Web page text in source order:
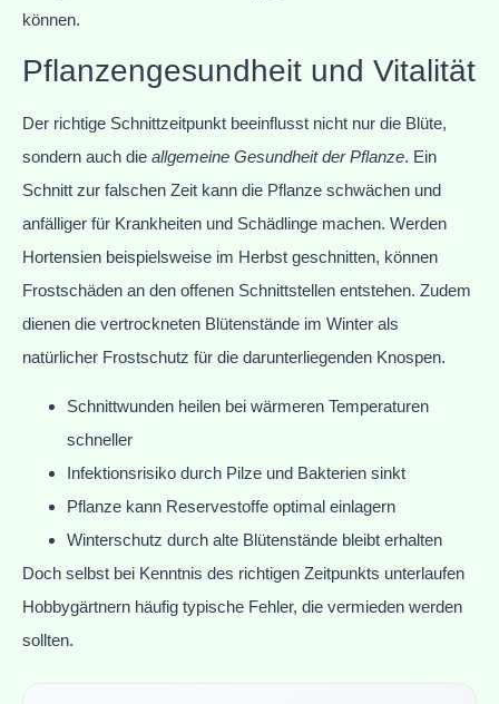
können.
Pflanzengesundheit und Vitalität
Der richtige Schnittzeitpunkt beeinflusst nicht nur die Blüte,
sondern auch die allgemeine Gesundheit der Pflanze. Ein
Schnitt zur falschen Zeit kann die Pflanze schwächen und
anfälliger für Krankheiten und Schädlinge machen. Werden
Hortensien beispielsweise im Herbst geschnitten, können
Frostschäden an den offenen Schnittstellen entstehen. Zudem
dienen die vertrockneten Blütenstände im Winter als
natürlicher Frostschutz für die darunterliegenden Knospen.
Schnittwunden heilen bei wärmeren Temperaturen
schneller
Infektionsrisiko durch Pilze und Bakterien sinkt
Pflanze kann Reservestoffe optimal einlagern
Winterschutz durch alte Blütenstände bleibt erhalten
Doch selbst bei Kenntnis des richtigen Zeitpunkts unterlaufen
Hobbygärtnern häufig typische Fehler, die vermieden werden
sollten.